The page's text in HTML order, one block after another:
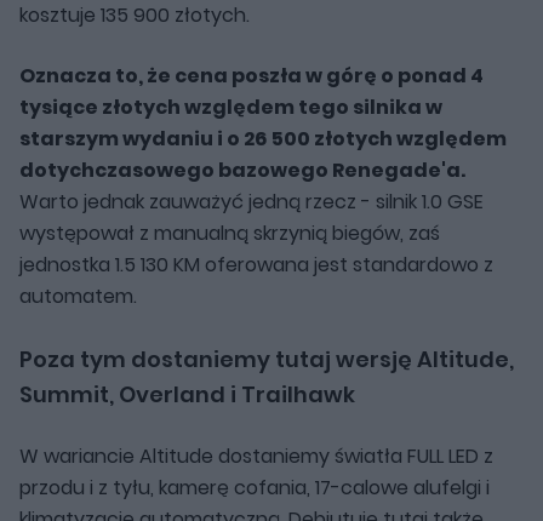
kosztuje 135 900 złotych.
Oznacza to, że cena poszła w górę o ponad 4
tysiące złotych względem tego silnika w
starszym wydaniu i o 26 500 złotych względem
dotychczasowego bazowego Renegade'a.
Warto jednak zauważyć jedną rzecz - silnik 1.0 GSE
występował z manualną skrzynią biegów, zaś
jednostka 1.5 130 KM oferowana jest standardowo z
automatem.
Poza tym dostaniemy tutaj wersję Altitude,
Summit, Overland i Trailhawk
W wariancie Altitude dostaniemy światła FULL LED z
przodu i z tyłu, kamerę cofania, 17-calowe alufelgi i